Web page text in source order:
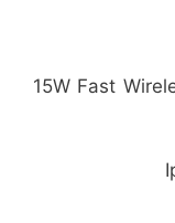
15W Fast